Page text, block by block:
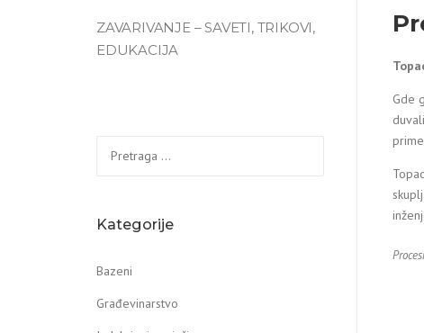
Gde
ZAVARIVANJE – SAVETI, TRIKOVI,
EDUKACIJA
Kategorije
Bazeni
Građevinarstvo